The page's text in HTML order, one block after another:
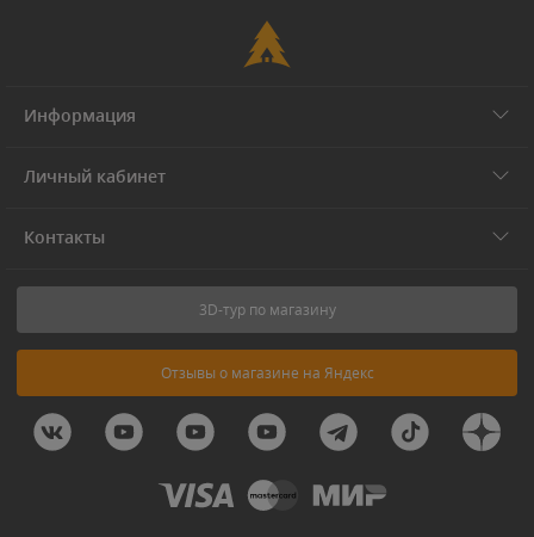
Информация
Личный кабинет
Контакты
3D-тур по магазину
Отзывы о магазине на Яндекс